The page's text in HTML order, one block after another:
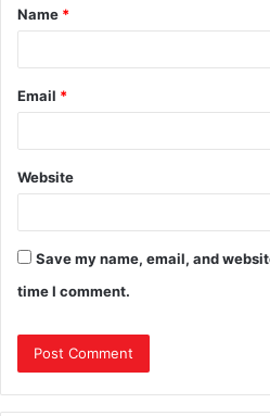
Name *
Email *
Website
Save my name, email, and
time I comment.